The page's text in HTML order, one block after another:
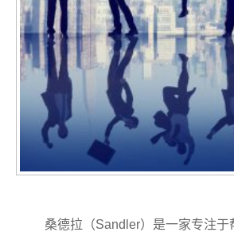
桑德拉（Sandler）是一家专注于